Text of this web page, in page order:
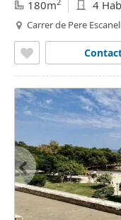
180m 4 Hab
Carrer de Pere